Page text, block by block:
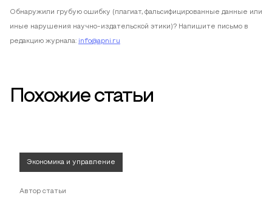
Обнаружили грубую ошибку (плагиат, фальсифицированные данные или
иные нарушения научно-издательской этики)? Напишите письмо в
редакцию журнала: info@apni.ru
Похожие статьи
Экономика и управление
Автор статьи